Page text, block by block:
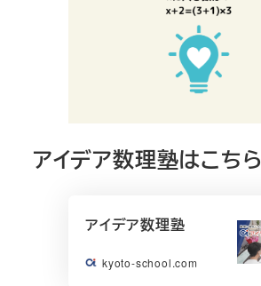
アイデア数理塾はこちら
アイデア数理塾
kyoto-school.com